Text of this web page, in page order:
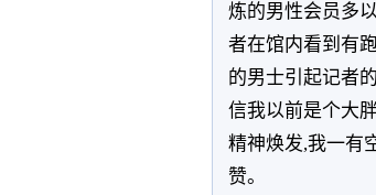
炼的男性会员多
者在馆内看到有
的男士引起记者
信我以前是个大
精神焕发,我一有
赞。